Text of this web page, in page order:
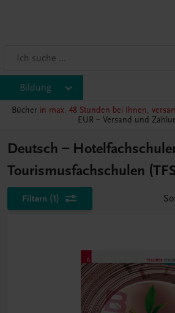
Bildung
Bücher in max. 48 Stunden bei Ihnen,
EUR – Versand und
Deutsch –
Tourismusfachschulen
Filtern (1)